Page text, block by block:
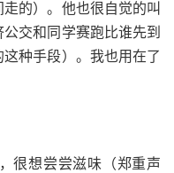
的）。他也很自觉的叫
交和同学赛跑比谁先到
种手段）。我也用在了
很想尝尝滋味（郑重声